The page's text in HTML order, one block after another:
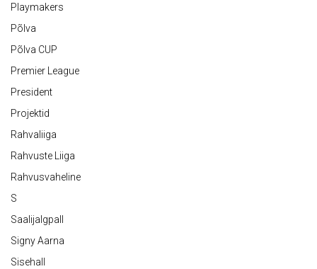
Playmakers
Põlva
Põlva CUP
Premier League
President
Projektid
Rahvaliiga
Rahvuste Liiga
Rahvusvaheline
S
Saalijalgpall
Signy Aarna
Sisehall